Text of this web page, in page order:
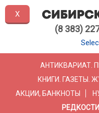
(8 383)
АНТИКВАРИАТ.
КНИГИ. ГАЗЕТЫ.
АКЦИИ, БАНКНОТЫ
X